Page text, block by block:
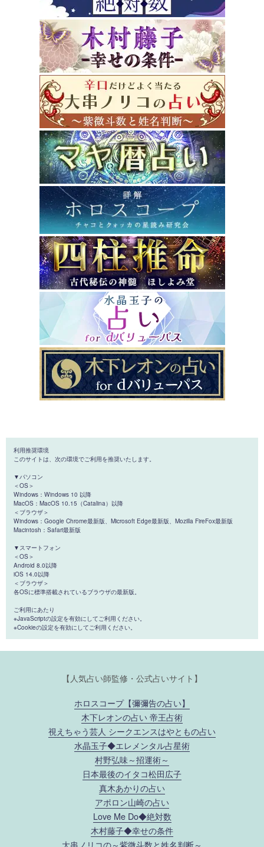
利用推奨環境
このサイトは、次の環境でご利用を推奨いたします。
▼パソコン
＜OS＞
Windows：Windows 10 以降
MacOS：MacOS 10.15（Catalina）以降
＜ブラウザ＞
Windows：Google Chrome最新版、Microsoft Edge最新版、Mozilla FireFox最新版
Macintosh：Safari最新版
▼スマートフォン
＜OS＞
Android 8.0以降
iOS 14.0以降
＜ブラウザ＞
各OSに標準搭載されているブラウザの最新版。
ご利用にあたり
※JavaScriptの設定を有効にしてご利用ください。
※Cookieの設定を有効にしてご利用ください。
【人気占い師監修・公式占いサイト】
ホロスコープ【彌彌告の占い】
木下レオンの占い 帝王占術
視えちゃう芸人 シークエンスはやともの占い
水晶玉子◆エレメンタル占星術
村野弘味～招運術～
日本最後のイタコ松田広子
真木あかりの占い
アポロン山崎の占い
Love Me Do◆絶対数
木村藤子◆幸せの条件
大串ノリコの～紫微斗数と姓名判断～